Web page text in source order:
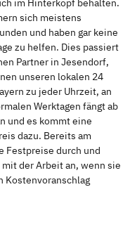
sich meistens
und haben gar keine
zu helfen. Dies passiert
Partner in Jesendorf,
unseren lokalen 24
zu jeder Uhrzeit, an
Werktagen fängt ab
und es kommt eine
dazu. Bereits am
Festpreise durch und
der Arbeit an, wenn sie